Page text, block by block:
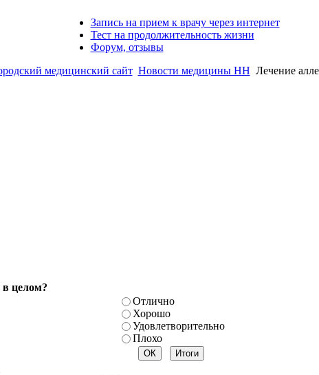
Запись на прием к врачу через интернет
Тест на продолжительность жизни
Форум, отзывы
медицинский сайт Новости медицины НН Лечение
в целом?
Отлично
Хорошо
Удовлетворительно
Плохо